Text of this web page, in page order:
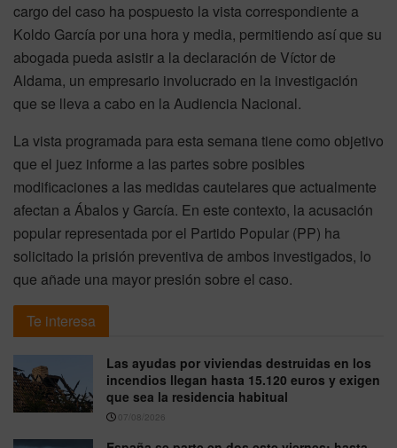
cargo del caso ha pospuesto la vista correspondiente a
Koldo García por una hora y media, permitiendo así que su
abogada pueda asistir a la declaración de Víctor de
Aldama, un empresario involucrado en la investigación
que se lleva a cabo en la Audiencia Nacional.
La vista programada para esta semana tiene como objetivo
que el juez informe a las partes sobre posibles
modificaciones a las medidas cautelares que actualmente
afectan a Ábalos y García. En este contexto, la acusación
popular representada por el Partido Popular (PP) ha
solicitado la prisión preventiva de ambos investigados, lo
que añade una mayor presión sobre el caso.
Te interesa
Las ayudas por viviendas destruidas en los
incendios llegan hasta 15.120 euros y exigen
que sea la residencia habitual
07/08/2026